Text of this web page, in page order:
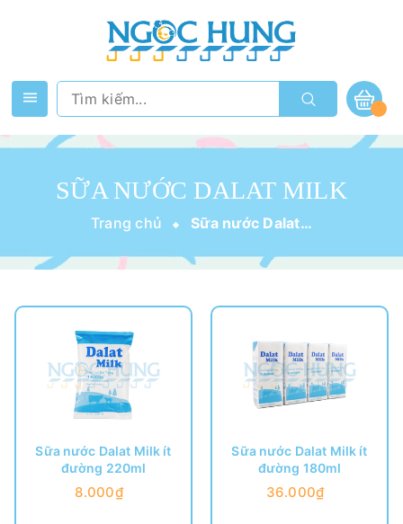
SỮA NƯỚC DALAT MILK
Trang chủ Sữa nước Dalat Milk
Sữa nước Dalat Milk ít
đường 220ml
8.000₫
Sữa nước Dalat Milk ít
đường 180ml
36.000₫